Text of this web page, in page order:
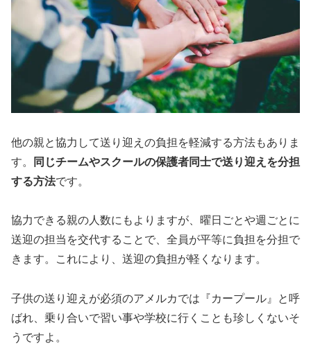
他の親と協力して送り迎えの負担を軽減する方法もありま
す。
同じチームやスクールの保護者同士で送り迎えを分担
する方法です。
協力できる親の人数にもよりますが、曜日ごとや週ごとに
送迎の担当を交代することで、全員が平等に負担を分担で
きます。これにより、送迎の負担が軽くなります。
子供の送り迎えが必須のアメルカでは『カープール』と呼
ばれ、乗り合いで習い事や学校に行くことも珍しくないそ
うですよ。